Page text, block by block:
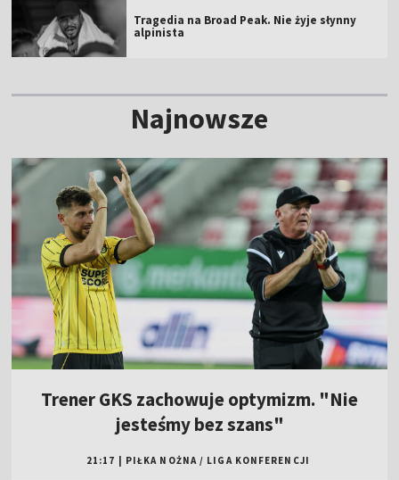
Tragedia na Broad Peak. Nie żyje słynny
alpinista
Najnowsze
Trener GKS zachowuje optymizm. "Nie
jesteśmy bez szans"
21:17 PIŁKA NOŻNA / LIGA KONFERENCJI